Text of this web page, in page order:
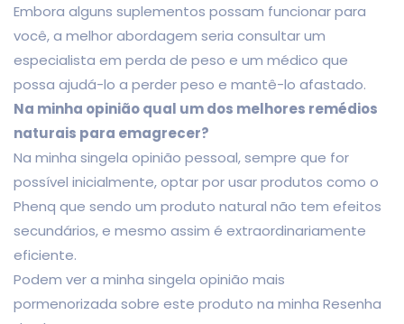
Embora alguns suplementos possam funcionar para
você, a melhor abordagem seria consultar um
especialista em perda de peso e um médico que
possa ajudá-lo a perder peso e mantê-lo afastado.
Na minha opinião qual um dos melhores remédios
naturais para emagrecer?
Na minha singela opinião pessoal, sempre que for
possível inicialmente, optar por usar produtos como o
Phenq que sendo um produto natural não tem efeitos
secundários, e mesmo assim é extraordinariamente
eficiente.
Podem ver a minha singela opinião mais
pormenorizada sobre este produto na minha Resenha